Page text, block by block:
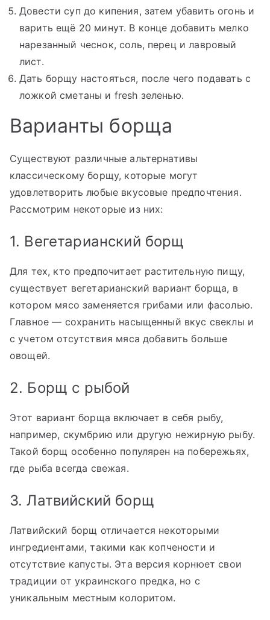
Довести суп до кипения, затем убавить огонь и
варить ещё 20 минут. В конце добавить мелко
нарезанный чеснок, соль, перец и лавровый
лист.
Дать борщу настояться, после чего подавать с
ложкой сметаны и fresh зеленью.
Варианты борща
Существуют различные альтернативы
классическому борщу, которые могут
удовлетворить любые вкусовые предпочтения.
Рассмотрим некоторые из них:
1. Вегетарианский борщ
Для тех, кто предпочитает растительную пищу,
существует вегетарианский вариант борща, в
котором мясо заменяется грибами или фасолью.
Главное — сохранить насыщенный вкус свеклы и
с учетом отсутствия мяса добавить больше
овощей.
2. Борщ с рыбой
Этот вариант борща включает в себя рыбу,
например, скумбрию или другую нежирную рыбу.
Такой борщ особенно популярен на побережьях,
где рыба всегда свежая.
3. Латвийский борщ
Латвийский борщ отличается некоторыми
ингредиентами, такими как копчености и
отсутствие капусты. Эта версия корнюет свои
традиции от украинского предка, но с
уникальным местным колоритом.